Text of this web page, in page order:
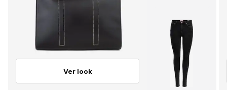
Ver look